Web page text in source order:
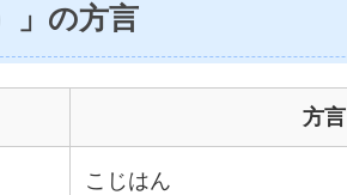
」の方言
方言
こじはん